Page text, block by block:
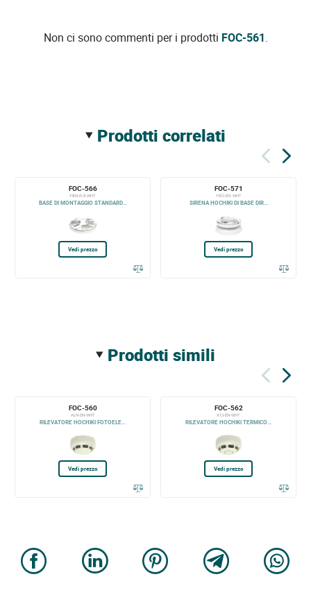
Non ci sono commenti per i prodotti FOC-561.
prodotti correlati
FOC-566
YBN-R/3-WHT
BASE DI MONTAGGIO STANDARD...
Vedi prezzo
FOC-571
YBO-BS-WHT
SIRENA HOCHIKI DI BASE DIR...
Vedi prezzo
prodotti simili
FOC-560
ALN-EN-WHT
RILEVATORE HOCHIKI FOTOELE...
Vedi prezzo
FOC-562
ATJ-EN-WHT
RILEVATORE HOCHIKI TERMICO...
Vedi prezzo